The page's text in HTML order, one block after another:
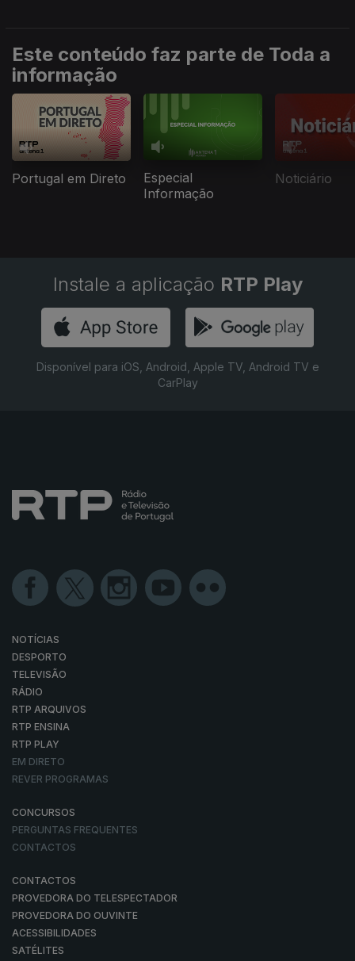
Este conteúdo faz parte de Toda a
informação
Portugal em Direto
Especial
Informação
Noticiário
Instale a aplicação RTP Play
Disponível para iOS, Android, Apple TV, Android TV e
CarPlay
NOTÍCIAS
DESPORTO
TELEVISÃO
RÁDIO
RTP ARQUIVOS
RTP ENSINA
RTP PLAY
EM DIRETO
REVER PROGRAMAS
CONCURSOS
PERGUNTAS FREQUENTES
CONTACTOS
CONTACTOS
PROVEDORA DO TELESPECTADOR
PROVEDORA DO OUVINTE
ACESSIBILIDADES
SATÉLITES